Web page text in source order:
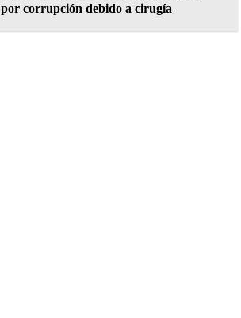
corrupción debido a cirugía